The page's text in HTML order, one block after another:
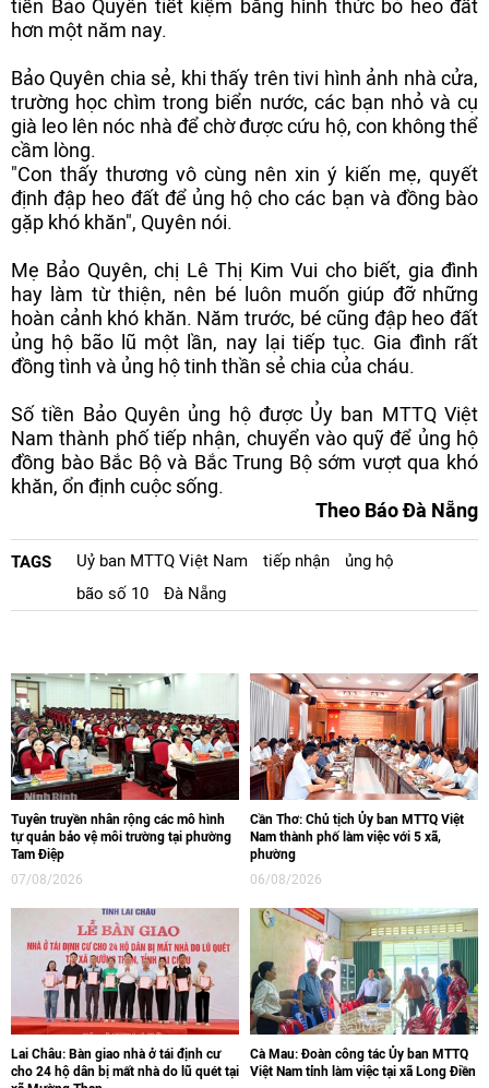
tiền Bảo Quyên tiết kiệm bằng hình thức bỏ heo đất
hơn một năm nay.
Bảo Quyên chia sẻ, khi thấy trên tivi hình ảnh nhà cửa,
trường học chìm trong biển nước, các bạn nhỏ và cụ
già leo lên nóc nhà để chờ được cứu hộ, con không thể
cầm lòng.
"Con thấy thương vô cùng nên xin ý kiến mẹ, quyết
định đập heo đất để ủng hộ cho các bạn và đồng bào
gặp khó khăn", Quyên nói.
Mẹ Bảo Quyên, chị Lê Thị Kim Vui cho biết, gia đình
hay làm từ thiện, nên bé luôn muốn giúp đỡ những
hoàn cảnh khó khăn. Năm trước, bé cũng đập heo đất
ủng hộ bão lũ một lần, nay lại tiếp tục. Gia đình rất
đồng tình và ủng hộ tinh thần sẻ chia của cháu.
Số tiền Bảo Quyên ủng hộ được Ủy ban MTTQ Việt
Nam thành phố tiếp nhận, chuyển vào quỹ để ủng hộ
đồng bào Bắc Bộ và Bắc Trung Bộ sớm vượt qua khó
khăn, ổn định cuộc sống.
Theo Báo Đà Nẵng
TAGS Uỷ ban MTTQ Việt Nam tiếp nhận
ủng hộ
bão số 10
Đà Nẵng
Tuyên truyền nhân rộng các mô hình
tự quản bảo vệ môi trường tại phường
Tam Điệp
07/08/2026
Cần Thơ: Chủ tịch Ủy ban MTTQ Việt
Nam thành phố làm việc với 5 xã,
phường
06/08/2026
Lai Châu: Bàn giao nhà ở tái định cư
cho 24 hộ dân bị mất nhà do lũ quét tại
Cà Mau: Đoàn công tác Ủy ban MTTQ
Việt Nam tỉnh làm việc tại xã Long Điền